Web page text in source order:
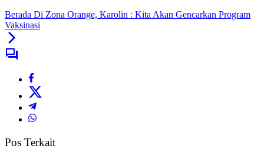
Berada Di Zona Orange, Karolin : Kita Akan Gencarkan Program
Vaksinasi
Pos Terkait